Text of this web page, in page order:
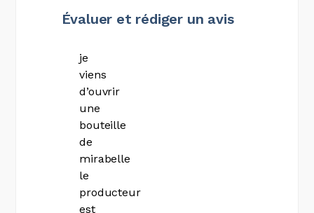
ans
je
viens
d’ouvrir
une
bouteille
de
mirabelle
le
producteur
est
Évaluer et rédiger un avis